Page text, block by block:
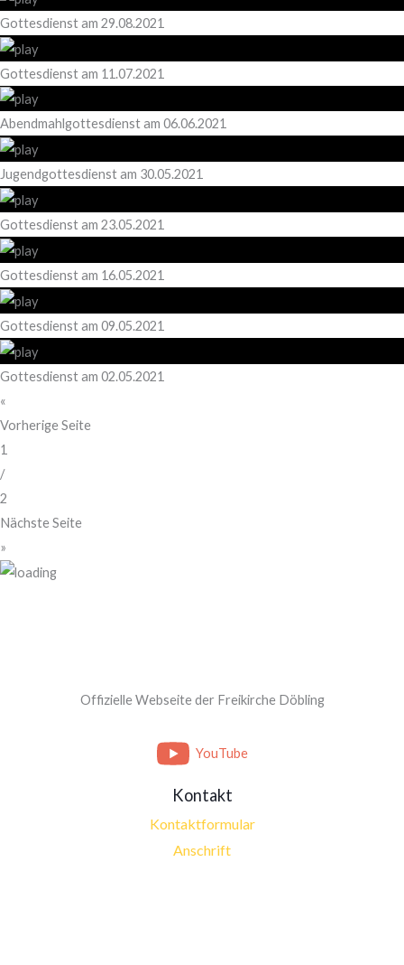
Gottesdienst am 29.08.2021
Gottesdienst am 11.07.2021
Abendmahlgottesdienst am 06.06.2021
Jugendgottesdienst am 30.05.2021
Gottesdienst am 23.05.2021
Gottesdienst am 16.05.2021
Gottesdienst am 09.05.2021
Gottesdienst am 02.05.2021
«
Vorherige Seite
1
/
2
Nächste Seite
»
Offizielle Webseite der Freikirche Döbling
YouTube
Kontakt
Kontaktformular
Anschrift